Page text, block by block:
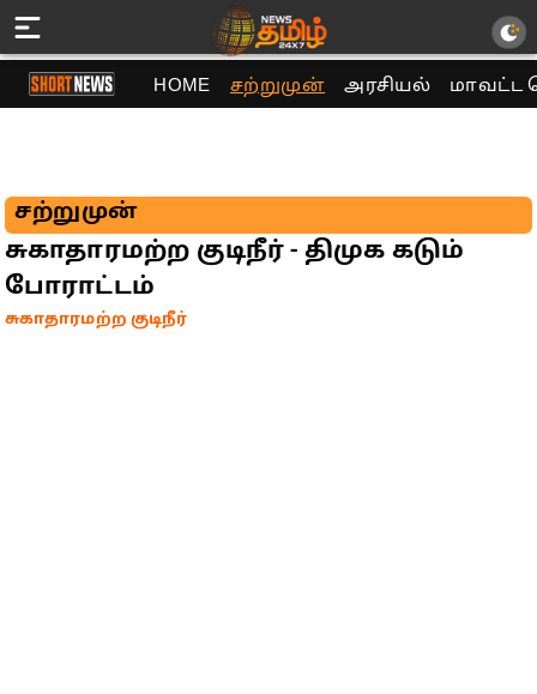
HOME சற்றுமுன் அரசியல் மாவட்ட
சற்றுமுன்
சுகாதாரமற்ற குடிநீர் - திமுக கடும்
போராட்டம்
சுகாதாரமற்ற குடிநீர்